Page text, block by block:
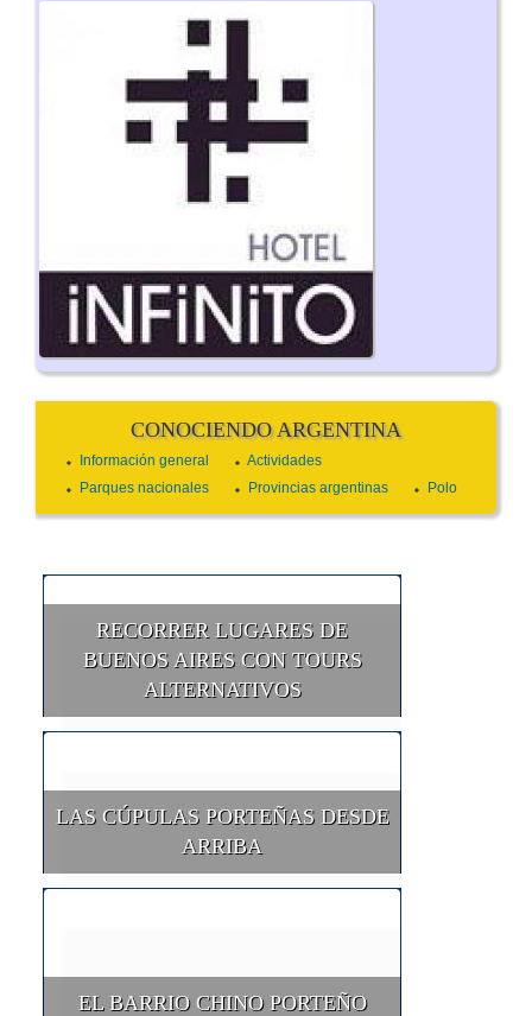
CONOCIENDO ARGENTINA
Información general
Actividades
Parques nacionales
Provincias argentinas Polo
RECORRER LUGARES DE
BUENOS AIRES CON TOURS
ALTERNATIVOS
LAS CÚPULAS PORTEÑAS DESDE
ARRIBA
EL BARRIO CHINO PORTEÑO